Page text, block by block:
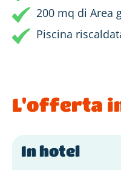
200 mq di Area
Piscina
L'offerta
In hotel